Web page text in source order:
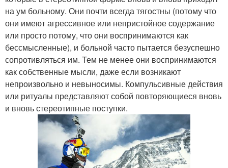
на ум больному. Они почти всегда тягостны (потому что
они имеют агрессивное или непристойное содержание
или просто потому, что они воспринимаются как
бессмысленные), и больной часто пытается безуспешно
сопротивляться им. Тем не менее они воспринимаются
как собственные мысли, даже если возникают
непроизвольно и невыносимы. Компульсивные действия
или ритуалы представляют собой повторяющиеся вновь
и вновь стереотипные поступки.